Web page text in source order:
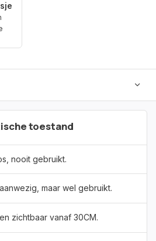
toestand
nooit gebruikt.
maar wel gebruikt.
zichtbaar vanaf 30CM.